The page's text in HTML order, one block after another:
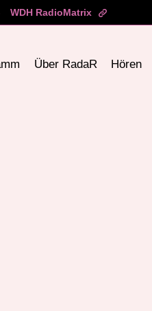
WDH RadioMatrix
Über RadaR Hören